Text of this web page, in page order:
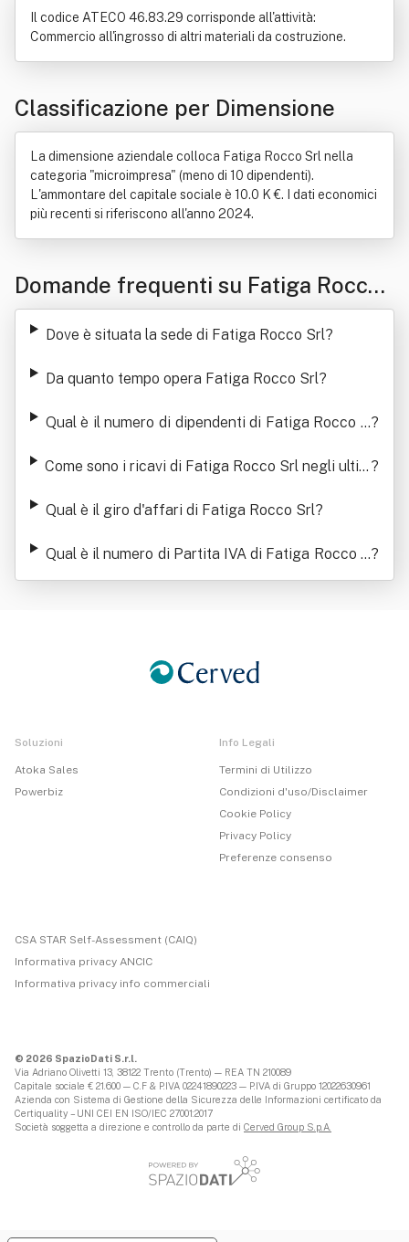
Il codice ATECO 46.83.29 corrisponde all'attività:
Commercio all'ingrosso di altri materiali da costruzione.
Classificazione per Dimensione
La dimensione aziendale colloca Fatiga Rocco Srl nella
categoria "microimpresa" (meno di 10 dipendenti).
L'ammontare del capitale sociale è 10.0 K €. I dati economici
più recenti si riferiscono all'anno 2024.
Domande frequenti su Fatiga Rocco
Srl
Dove è situata la sede di Fatiga Rocco Srl?
Da quanto tempo opera Fatiga Rocco Srl?
Qual è il numero di dipendenti di Fatiga Rocco S?
Come sono i ricavi di Fatiga Rocco Srl negli ultim ?
Qual è il giro d'affari di Fatiga Rocco Srl?
Qual è il numero di Partita IVA di Fatiga Rocco S
rl
?
Soluzioni
Atoka Sales
Powerbiz
Info Legali
Termini di Utilizzo
Condizioni d'uso/Disclaimer
Cookie Policy
Privacy Policy
Preferenze consenso
CSA STAR Self-Assessment (CAIQ)
Informativa privacy ANCIC
Informativa privacy info commerciali
© 2026 SpazioDati S.r.l.
Via Adriano Olivetti 13, 38122 Trento (Trento) — REA TN 210089
Capitale sociale € 21.600 — C.F & P.IVA 02241890223 — P.IVA di Gruppo 12022630961
Azienda con Sistema di Gestione della Sicurezza delle Informazioni certificato da
Certiquality – UNI CEI EN ISO/IEC 27001:2017
Società soggetta a direzione e controllo da parte di Cerved Group S.p.A.